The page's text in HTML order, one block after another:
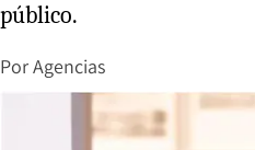
público.
PorAgencias